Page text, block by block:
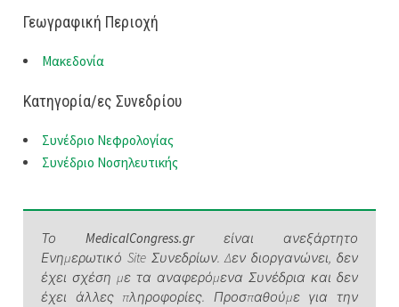
Γεωγραφική Περιοχή
Μακεδονία
Κατηγορία/ες Συνεδρίου
Συνέδριο Νεφρολογίας
Συνέδριο Νοσηλευτικής
ΤοMedicalCongress.grείναι ανεξάρτητο
Ενημερωτικό Site Συνεδρίων. Δεν διοργανώνει, δεν
έχει σχέση με τα αναφερόμενα Συνέδρια και δεν
έχει άλλες πληροφορίες. Προσπαθούμε για την